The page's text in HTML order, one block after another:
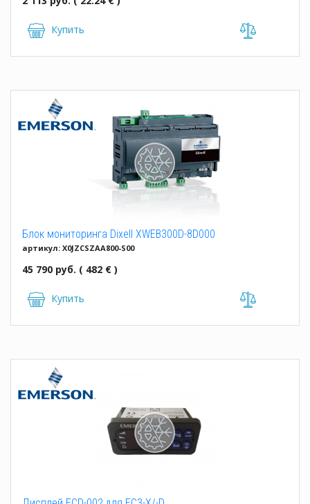
Купить
Блок мониторинга Dixell XWEB300D-8D000
артикул: X0JZCSZAA800-S00
45 790 руб. ( 482 € )
Купить